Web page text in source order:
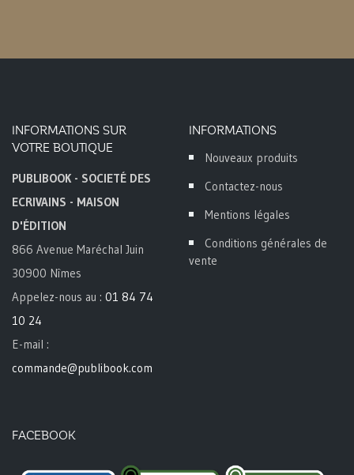
INFORMATIONS SUR
VOTRE BOUTIQUE
PUBLIBOOK - SOCIETÉ DES
ECRIVAINS - MAISON
D'ÉDITION
866 Avenue Maréchal Juin
30900 Nîmes
Appelez-nous au : 01 84 74
10 24
E-mail :
commande@publibook.com
INFORMATIONS
Nouveaux produits
Contactez-nous
Mentions légales
Conditions générales de
vente
FACEBOOK